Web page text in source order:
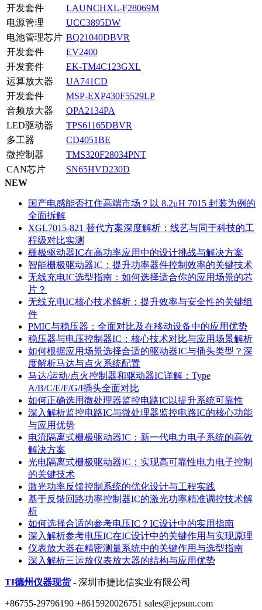
开发套件
LAUNCHXL-F28069M
电源管理
UCC3895DW
电池管理芯片 BQ21040DBVR
开发套件
EV2400
开发套件
EK-TM4C123GXL
运算放大器
UA741CD
开发套件
MSP-EXP430F5529LP
音频放大器
OPA2134PA
LED驱动器
TPS61165DBVR
多工器
CD4051BE
微控制器
TMS320F28034PNT
CAN芯片
SN65HVD230D
NEW
国产电感能否扛住高端市场？以 8.2μH 7015 封装为例的
全面拆解
XGL7015-821 替代方案深度解析：线艺与同于科技的工
程级对比实测
栅极驱动器IC在高功率应用中的设计挑战与解决方案
智能栅极驱动器IC：提升功率器件控制效率的关键技术
无线充电IC选型指南：如何选择适合你的应用场景的芯
片？
无线充电IC核心技术解析：提升效率与安全性的关键组
件
PMIC与稳压器：全面对比及在移动设备中的应用优势
稳压器与电压控制器IC：核心技术对比与应用场景解析
如何根据应用场景选择合适的驱动器IC与插头类型？深
度解析马达与点火系统配置
马达/运动/点火控制器和驱动器IC详解：Type
A/B/C/E/F/G/I插头全面对比
如何正确选用微处理器监控电路IC以提升系统可靠性
深入解析监控电路IC与微处理器监控电路IC的核心功能
与应用优势
电流隔离式栅极驱动器IC：新一代电力电子系统的高效
解决方案
光电隔离式栅极驱动器IC：实现高可靠性电力电子控制
的关键技术
激光功率反馈控制系统的优化设计与工程实践
基于反馈回路功率控制器IC的激光功率精准调控技术解
析
如何选择合适的参考电压IC？IC设计中的实用指南
深入解析参考电压IC在IC设计中的关键作用与实现原理
仪表放大器在精密测量系统中的关键作用与选型指南
深入解析三运放仪表放大器的结构与应用优势
TI德州仪器现货- 深圳市捷比信实业有限公司
+86755-29796190 +8615920026751 sales@jepsun.com